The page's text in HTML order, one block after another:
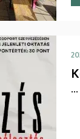
...